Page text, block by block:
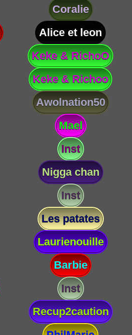
Coralie
Alice et leon
Keke & RichoO
Keke & Richoo
Awolnation50
Mael
Inst
Nigga chan
Inst
Les patates
Laurienouille
Barbie
Inst
Recup2caution